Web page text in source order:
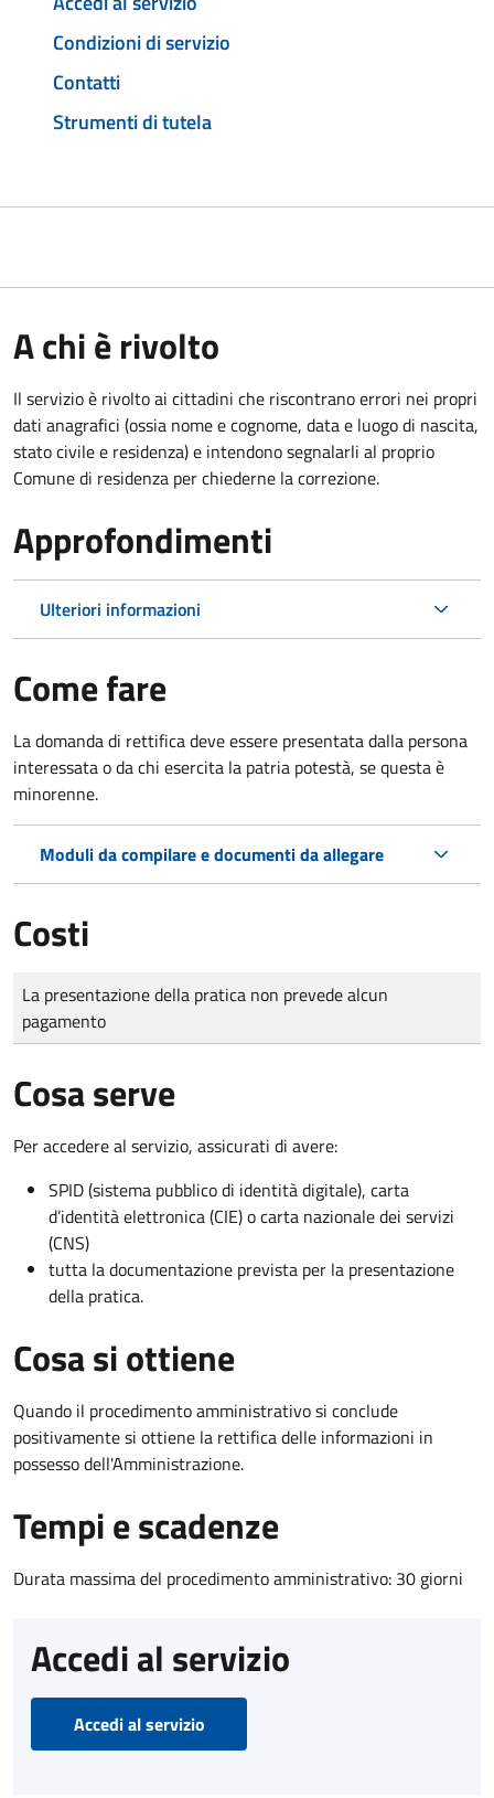
Condizioni di servizio
Contatti
Strumenti di tutela
A chi è rivolto
Il servizio è rivolto ai cittadini che riscontrano errori nei propri
dati anagrafici (ossia nome e cognome, data e luogo di nascita,
stato civile e residenza) e intendono segnalarli al proprio
Comune di residenza per chiederne la correzione.
Approfondimenti
Ulteriori informazioni
Come fare
La domanda di rettifica deve essere presentata dalla persona
interessata oda chi esercita la patria potestà, se questa è
minorenne.
Moduli da compilare e documenti da allegare
Costi
Tipo di pagamento
Importo
La presentazione della pratica non prevede alcun
pagamento
Cosa serve
Per accedere al servizio, assicurati di avere:
SPID (sistema pubblico di identità digitale), carta
d’identità elettronica (CIE) o carta nazionale dei servizi
(CNS)
tutta la documentazione prevista per la presentazione
della pratica.
Cosa si ottiene
Quando il procedimento amministrativo si conclude
positivamente si ottiene la rettifica delle informazioni in
possesso dell'Amministrazione.
Tempi e scadenze
Durata massima del procedimento amministrativo: 30 giorni
Accedi al servizio
Accedi al servizio